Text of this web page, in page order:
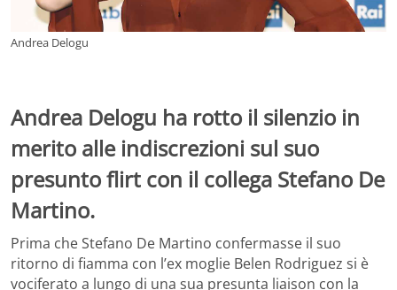
Andrea Delogu
Andrea Delogu ha rotto il silenzio in
merito alle indiscrezioni sul suo
presunto flirt con il collega Stefano De
Martino.
Prima che Stefano De Martino confermasse il suo
ritorno di fiamma con l’ex moglie Belen Rodriguez si è
vociferato a lungo di una sua presunta liaison con la